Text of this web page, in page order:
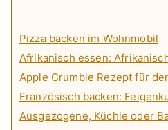
Pizza backen im Wohnmobil
Afrikanisch essen:
Apple Crumble Rezept für
Französisch backen:
Ausgezogene, Küchle oder